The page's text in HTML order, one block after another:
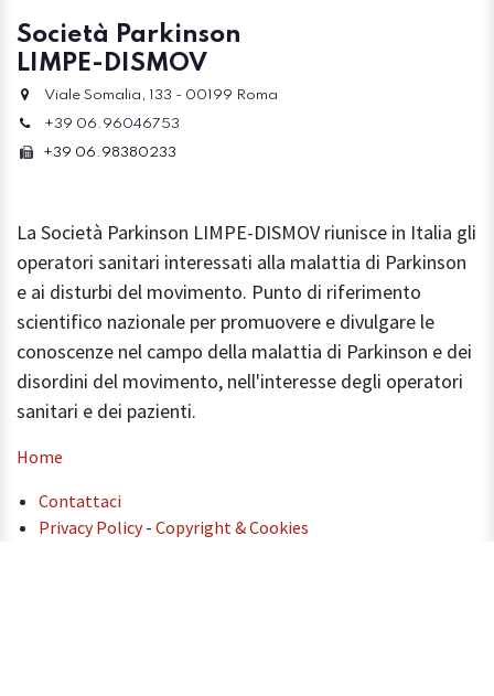
Società Parkinson
LIMPE-DISMOV
Viale Somalia, 133 - 00199 Roma
+39 06.96046753
+39 06.98380233
La Società Parkinson LIMPE-DISMOV riunisce in Italia gli
operatori sanitari interessati alla malattia di Parkinson
e ai disturbi del movimento. Punto di riferimento
scientifico nazionale per promuovere e divulgare le
conoscenze nel campo della malattia di Parkinson e dei
disordini del movimento, nell'interesse degli operatori
sanitari e dei pazienti.
Home
Contattaci
Privacy Policy- Copyright & Cookies